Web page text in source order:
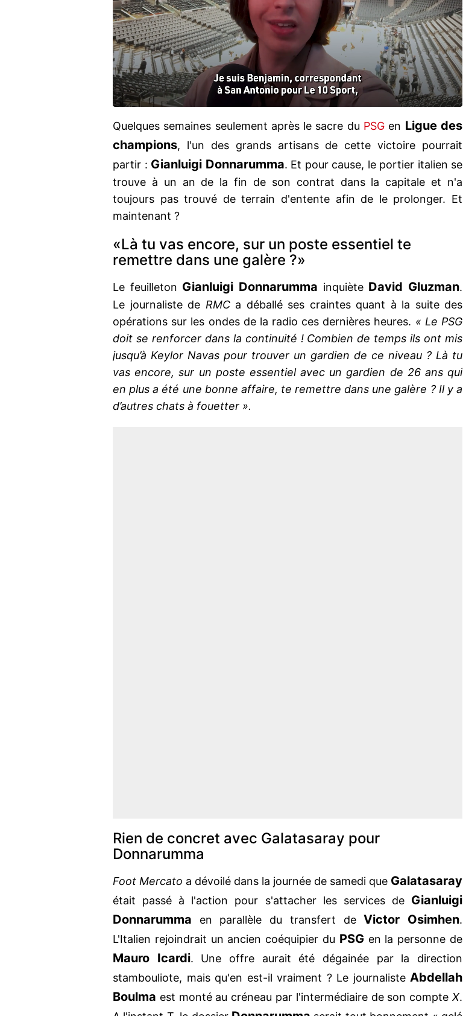
Quelques semaines seulement après le sacre du PSG en Ligue des
champions, l'un des grands artisans de cette victoire pourrait
partir : Gianluigi Donnarumma. Et pour cause, le portier italien se
trouve à un an de la fin de son contrat dans la capitale et n'a
toujours pas trouvé de terrain d'entente afin de le prolonger. Et
maintenant ?
«Là tu vas encore, sur un poste essentiel te
remettre dans une galère ?»
Le feuilleton Gianluigi Donnarumma inquiète David Gluzman.
Le journaliste de RMC a déballé ses craintes quant à la suite des
opérations sur les ondes de la radio ces dernières heures. « Le PSG
doit se renforcer dans la continuité ! Combien de temps ils ont mis
jusqu’à Keylor Navas pour trouver un gardien de ce niveau ? Là tu
vas encore, sur un poste essentiel avec un gardien de 26 ans qui
en plus a été une bonne affaire, te remettre dans une galère ? Il y a
d’autres chats à fouetter ».
Rien de concret avec Galatasaray pour
Donnarumma
Foot Mercato a dévoilé dans la journée de samedi que Galatasaray
était passé à l'action pour s'attacher les services de Gianluigi
Donnarumma
en parallèle du transfert deVictor Osimhen.
L'Italien rejoindrait un ancien coéquipier du PSG en la personne de
Mauro Icardi. Une offre aurait été dégainée par la direction
stambouliote, mais qu'en est-il vraiment ? Le journaliste Abdellah
Boulma est monté au créneau par l'intermédiaire de son compteX.